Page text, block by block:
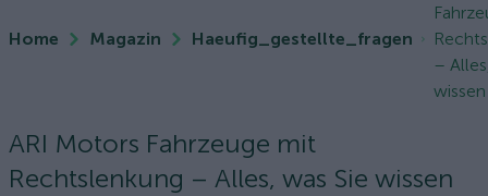
Home Magazin Haeufig_gestellte_fragen
–
ARI Motors Fahrzeuge mit
Rechtslenkung – Alles, was Sie wissen